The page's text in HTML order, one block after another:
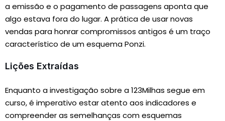
a emissão e o pagamento de passagens aponta que
algo estava fora do lugar. A prática de usar novas
vendas para honrar compromissos antigos é um traço
característico de um esquema Ponzi.
Lições Extraídas
Enquanto a investigação sobre a 123Milhas segue em
curso, é imperativo estar atento aos indicadores e
compreender as semelhanças com esquemas